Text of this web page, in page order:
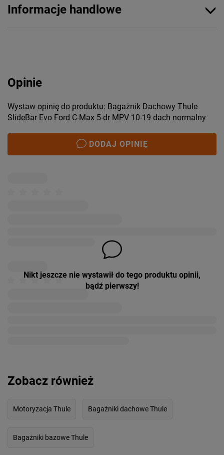
Informacje handlowe
Opinie
Wystaw opinię do produktu: Bagażnik Dachowy Thule
SlideBar Evo Ford C-Max 5-dr MPV 10-19 dach normalny
DODAJ OPINIĘ
Nikt jeszcze nie wystawił do tego produktu opinii,
bądź pierwszy!
Zobacz również
Motoryzacja Thule Bagażniki dachowe Thule
Bagażniki bazowe Thule